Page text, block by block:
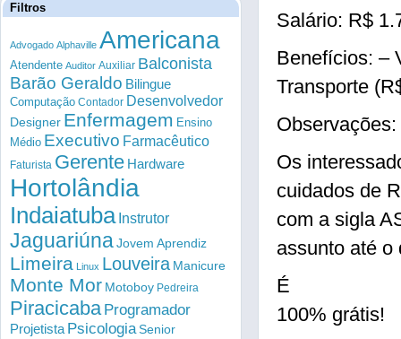
Salário: R$
Benefícios: –
Transporte
Os
cuidados de
com a sigla
assunto até o
É
100% grátis!
Filtros
Advogado Alphaville Americana
Atendente Auditor Auxiliar Balconista
Barão Geraldo Bilingue
Computação Contador Desenvolvedor
Designer Enfermagem Ensino
Médio Executivo Farmacêutico
Faturista Gerente Hardware
Hortolândia
Indaiatuba Instrutor
Jaguariúna Jovem Aprendiz
Limeira Linux Louveira Manicure
Monte Mor Motoboy Pedreira
Piracicaba Programador
Projetista PsicologiaSenior